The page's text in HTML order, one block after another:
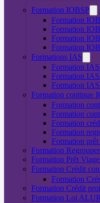
Formation IOBSP
Formation
Formation
Formation
Formation
Formations IAS
Formation
Formation
Formation
Formation continue
Formation
Formation
Formation
Formation
Formation
Formation
Formation Prêt
Formation Crédit
Formation
Formation Crédit
Formation Loi